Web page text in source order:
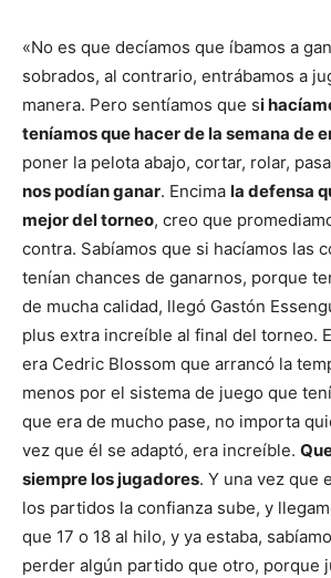
«No es que decíamos que íbamos a
sobrados, al contrario, entrábamos a
manera. Pero sentíamos que si
teníamos que hacer de la semana de
poner la pelota abajo, cortar, rolar,
nos podían ganar. Encima la defensa
mejor del torneo, creo que
contra. Sabíamos que si hacíamos las
tenían chances de ganarnos, porque
de mucha calidad, llegó Gastón
plus extra increíble al final del torneo.
era Cedric Blossom que arrancó la
menos por el sistema de juego que
que era de mucho pase, no importa
vez que él se adaptó, era increíble.
siempre los jugadores. Y una vez que
los partidos la confianza sube, y
que 17 o 18 al hilo, y ya estaba,
perder algún partido que otro, porque